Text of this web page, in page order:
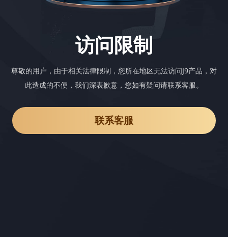
访问限制
尊敬的用户，由于相关法律限制，您所在地区无法访问J9产品，对
此造成的不便，我们深表歉意，您如有疑问请联系客服。
联系客服